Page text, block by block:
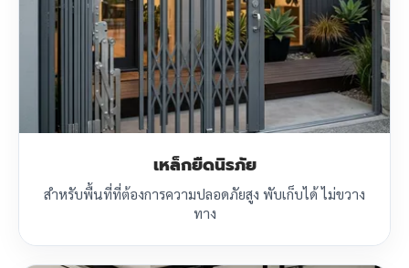
เหล็กยืดนิรภัย
สำหรับพื้นที่ที่ต้องการความปลอดภัยสูง พับเก็บได้ ไม่ขวาง
ทาง